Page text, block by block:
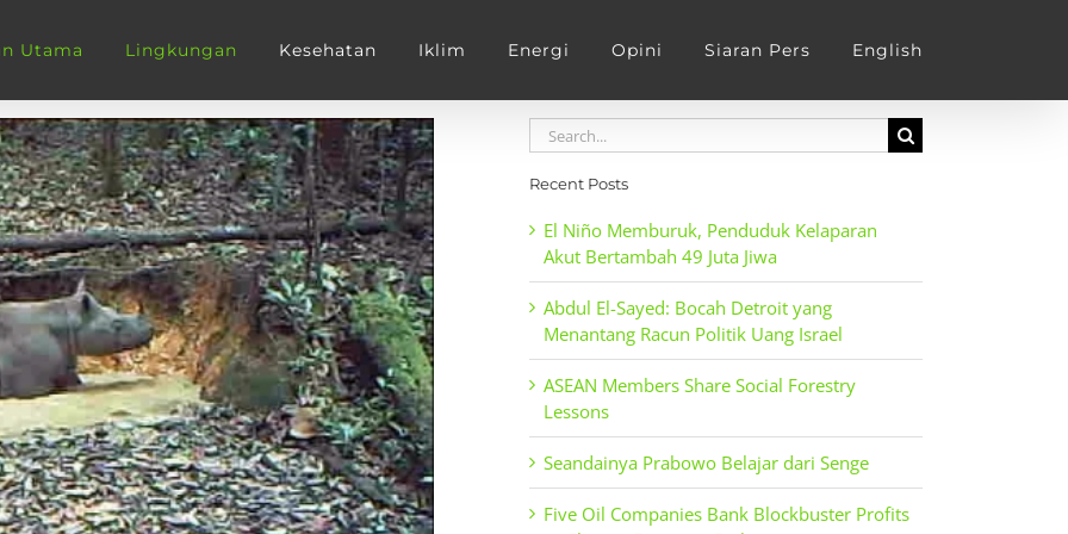
Utama Lingkungan Kesehatan Iklim Energi Opini Siaran Pers English
Search
for:
Recent Posts
El Niño Memburuk, Penduduk Kelaparan
Akut Bertambah 49 Juta Jiwa
Abdul El-Sayed: Bocah Detroit yang
Menantang Racun Politik Uang Israel
ASEAN Members Share Social Forestry
Lessons
Seandainya Prabowo Belajar dari Senge
Five Oil Companies Bank Blockbuster Profits